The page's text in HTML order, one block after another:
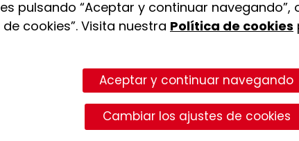
pulsando “Aceptar y continuar
cookies”. Visita nuestra Política de cookies
Aceptar y continuar navegando
Cambiar los ajustes de cookies